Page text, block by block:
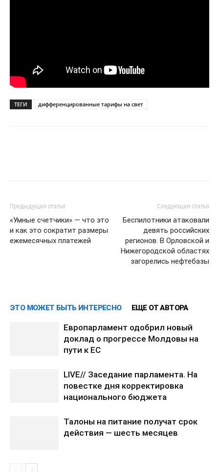
ТЕГИ дифференцированные тарифы на свет
Предыдущая статья
«Умные счетчики» — что это
и как это сократит размеры
ежемесячных платежей
Следующая статья
Беспилотники атаковали
девять российских
регионов. В Орловской и
Нижегородской областях
загорелись нефтебазы
ЭТО МОЖЕТ БЫТЬ ИНТЕРЕСНО ЕЩЕ ОТ АВТОРА
Европарламент одобрил новый
доклад о прогрессе Молдовы на
пути к ЕС
LIVE// Заседание парламента. На
повестке дня корректировка
национального бюджета
Талоны на питание получат срок
действия — шесть месяцев